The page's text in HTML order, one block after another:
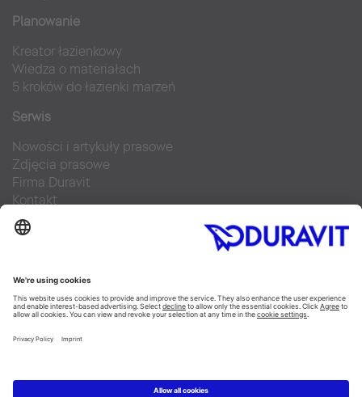
Planowanie
Kreator łazienkowy
Wiedza o materiałach
5 kroków do łazienki marzeń
Serwis
Nowości i artykuły prasowe
Zdjęcia prasowe
Firma Duravit
Kontakt
Najczęściej zadawane pytania
Facebook
Instagram
Pinterest
Blog
YouTube